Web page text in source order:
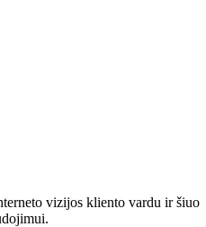
vizijos kliento vardu ir šiuo